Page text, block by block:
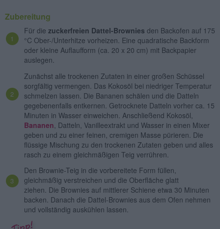
Zubereitung
Für die zuckerfreien Dattel-Brownies den Backofen auf 175
°C Ober-/Unterhitze vorheizen. Eine quadratische Backform
oder kleine Auflaufform (ca. 20 x 20 cm) mit Backpapier
auslegen.
Zunächst alle trockenen Zutaten in einer großen Schüssel
sorgfältig vermengen. Das Kokosöl bei niedriger Temperatur
schmelzen lassen. Die Bananen schälen und die Datteln
gegebenenfalls entkernen. Getrocknete Datteln vorher ca. 15
Minuten in Wasser einweichen. Anschließend Kokosöl,
Bananen , Datteln, Vanilleextrakt und Wasser in einen Mixer
geben und zu einer feinen, cremigen Masse pürieren. Die
flüssige Mischung zu den trockenen Zutaten geben und alles
rasch zu einem gleichmäßigen Teig verrühren.
Den Brownie-Teig in die vorbereitete Form füllen,
gleichmäßig verstreichen und die Oberfläche glatt
ziehen. Die Brownies auf mittlerer Schiene etwa 30 Minuten
backen. Danach die Dattel-Brownies aus dem Ofen nehmen
und vollständig auskühlen lassen.